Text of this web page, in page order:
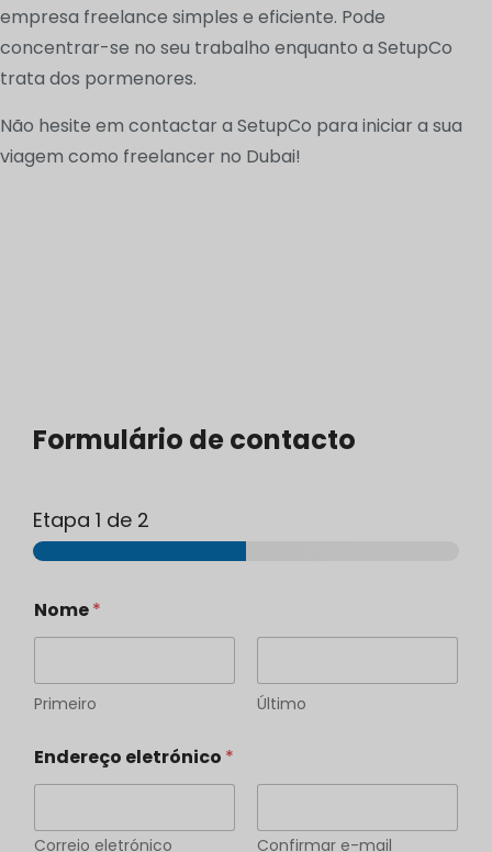
empresa freelance simples e eficiente. Pode
concentrar-se no seu trabalho enquanto a SetupCo
trata dos pormenores.
Não hesite em contactar a SetupCo para iniciar a sua
viagem como freelancer no Dubai!
Formulário de contacto
Etapa 1 de 2
o
m
n
t
i
o
o
m
Nome*
Primeiro Último
Endereço eletrónico *
Correio eletrónico Confirmar e-mail